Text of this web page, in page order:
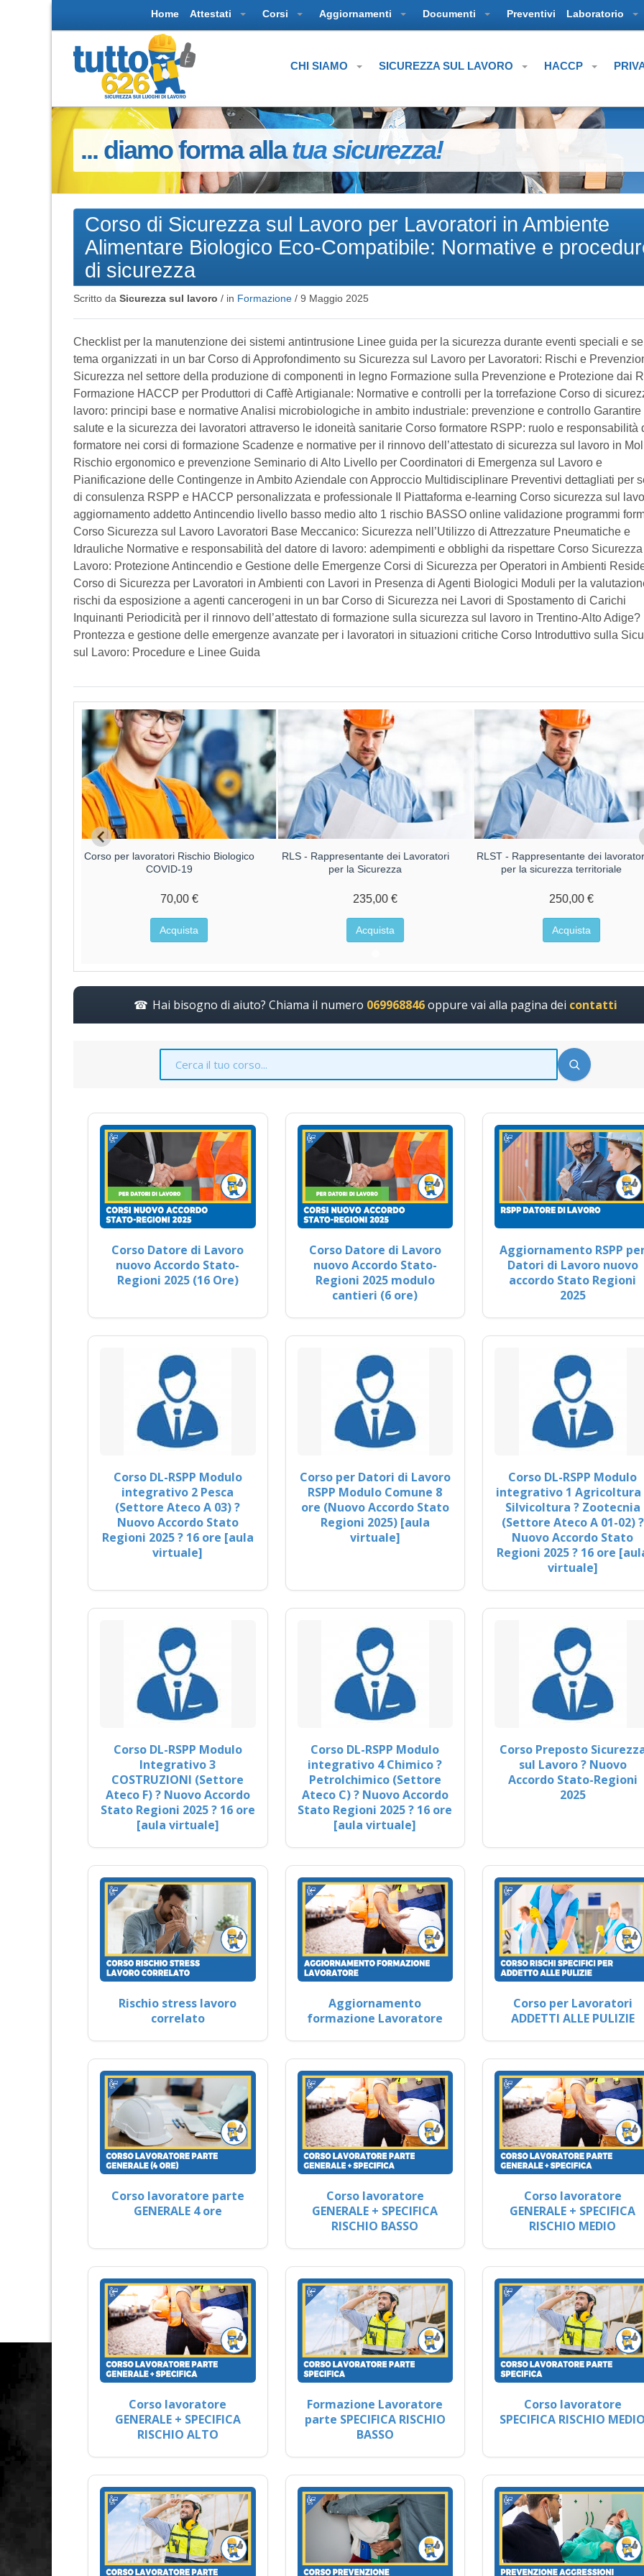
Home Attestati Corsi Aggiornamenti Documenti Preventivi Laboratorio
CHI SIAMO SICUREZZA SUL LAVORO HACCP
... diamo forma allatua sicurezza!
Corso di Sicurezza sul Lavoro per Lavoratori in Ambiente
Alimentare Biologico Eco-Compatibile: Normative e
di sicurezza
Scritto da Sicurezza sul lavoro / in Formazione / 9 Maggio 2025
Checklist per la manutenzione dei sistemi antintrusione Linee guida per la sicurezza durante eventi speciali e
tema organizzati in un bar Corso di Approfondimento su Sicurezza sul Lavoro per Lavoratori: Rischi e
Sicurezza nel settore della produzione di componenti in legno Formazione sulla Prevenzione e Protezione dai
Formazione HACCP per Produttori di Caffè Artigianale: Normative e controlli per la torrefazione Corso di
lavoro: principi base e normative Analisi microbiologiche in ambito industriale: prevenzione e controllo Garantire
salute e la sicurezza dei lavoratori attraverso le idoneità sanitarie Corso formatore RSPP: ruolo e responsabilità
formatore nei corsi di formazione Scadenze e normative per il rinnovo dell’attestato di sicurezza sul lavoro in
Rischio ergonomico e prevenzione Seminario di Alto Livello per Coordinatori di Emergenza sul Lavoro e
Pianificazione delle Contingenze in Ambito Aziendale con Approccio Multidisciplinare Preventivi dettagliati per
di consulenza RSPP e HACCP personalizzata e professionale Il Piattaforma e-learning Corso sicurezza sul
aggiornamento addetto Antincendio livello basso medio alto 1 rischio BASSO online validazione programmi
Corso Sicurezza sul Lavoro Lavoratori Base Meccanico: Sicurezza nell’Utilizzo di Attrezzature Pneumatiche e
Idrauliche Normative e responsabilità del datore di lavoro: adempimenti e obblighi da rispettare Corso
Lavoro: Protezione Antincendio e Gestione delle Emergenze Corsi di Sicurezza per Operatori in Ambienti
Corso di Sicurezza per Lavoratori in Ambienti con Lavori in Presenza di Agenti Biologici Moduli per la
rischi da esposizione a agenti cancerogeni in un bar Corso di Sicurezza nei Lavori di Spostamento di Carichi
Inquinanti Periodicità per il rinnovo dell’attestato di formazione sulla sicurezza sul lavoro in Trentino-Alto Adige?
Prontezza e gestione delle emergenze avanzate per i lavoratori in situazioni critiche Corso Introduttivo sulla
sul Lavoro: Procedure e Linee Guida
Corso per lavoratori Rischio Biologico
COVID-19
70,00 €
Acquista
RLS - Rappresentante dei Lavoratori
per la Sicurezza
235,00 €
Acquista
RLST - Rappresentante dei
per la sicurezza territoriale
250,00 €
Acquista
Hai bisogno di aiuto? Chiama il numero 069968846oppure vai alla pagina dei contatti
Corso Datore di Lavoro
nuovo Accordo Stato-
Regioni 2025 (16 Ore)
Corso Datore di Lavoro
nuovo Accordo Stato-
Regioni 2025 modulo
cantieri (6 ore)
Aggiornamento RSPP
Datori di Lavoro nuovo
accordo Stato Regioni
2025
Corso DL-RSPP Modulo
integrativo 2 Pesca
(Settore Ateco A 03) ?
Nuovo Accordo Stato
Regioni 2025 ? 16 ore [aula
virtuale]
Corso per Datori di Lavoro
RSPP Modulo Comune 8
ore (Nuovo Accordo Stato
Regioni 2025) [aula
virtuale]
Corso DL-RSPP Modulo
integrativo 1 Agricoltura
Silvicoltura ? Zootecnia
(Settore Ateco A 01-02) ?
Nuovo Accordo Stato
Regioni 2025 ? 16 ore
virtuale]
Corso DL-RSPP Modulo
Integrativo 3
COSTRUZIONI (Settore
Ateco F) ? Nuovo Accordo
Stato Regioni 2025 ? 16 ore
[aula virtuale]
Corso DL-RSPP Modulo
integrativo 4 Chimico ?
Petrolchimico (Settore
Ateco C) ? Nuovo Accordo
Stato Regioni 2025 ? 16 ore
[aula virtuale]
Corso Preposto
sul Lavoro ? Nuovo
Accordo Stato-Regioni
2025
Rischio stress lavoro
correlato
Aggiornamento
formazione Lavoratore
Corso per Lavoratori
ADDETTI ALLE PULIZIE
Corso lavoratore parte
GENERALE 4 ore
Corso lavoratore
GENERALE + SPECIFICA
RISCHIO BASSO
Corso lavoratore
GENERALE + SPECIFICA
RISCHIO MEDIO
Corso lavoratore
GENERALE + SPECIFICA
RISCHIO ALTO
Formazione Lavoratore
parte SPECIFICA RISCHIO
BASSO
Corso lavoratore
SPECIFICA RISCHIO